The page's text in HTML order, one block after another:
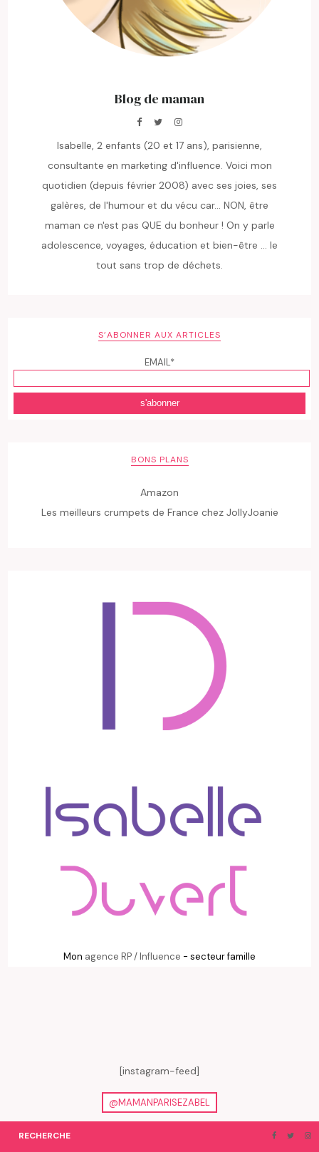
Blog de maman
Isabelle, 2 enfants (20 et 17 ans), parisienne,
consultante en marketing d'influence. Voici mon
quotidien (depuis février 2008) avec ses joies, ses
galères, de l'humour et du vécu car... NON, être
maman ce n'est pas QUE du bonheur ! On y parle
adolescence, voyages, éducation et bien-être ... le
tout sans trop de déchets.
S’ABONNER AUX ARTICLES
EMAIL*
BONS PLANS
Amazon
Les meilleurs crumpets de France chez JollyJoanie
Mon agence RP / Influence - secteur famille
[instagram-feed]
@MAMANPARISEZABEL
RECHERCHE